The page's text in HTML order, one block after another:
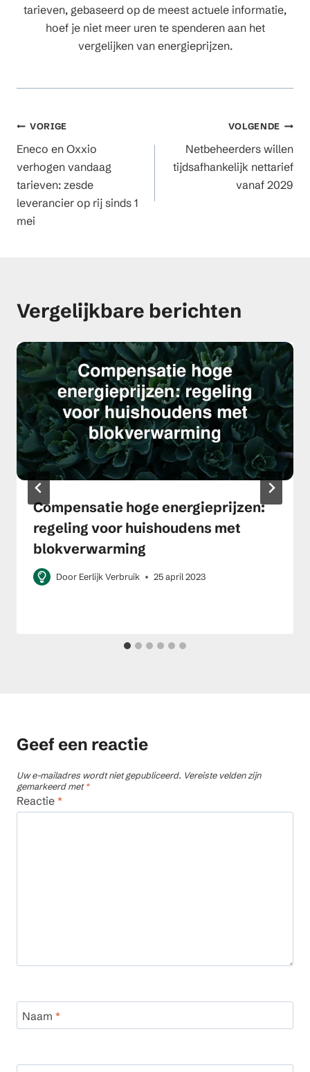
tarieven, gebaseerd op de meest actuele informatie,
hoef je niet meer uren te spenderen aan het
vergelijken van energieprijzen.
Berichtnavigatie
VORIGE
Eneco en Oxxio
verhogen vandaag
tarieven: zesde
leverancier op rij sinds 1
mei
VOLGENDE
Netbeheerders willen
tijdsafhankelijk nettarief
vanaf 2029
Vergelijkbare berichten
Compensatie hoge energieprijzen:
regeling voor huishoudens met
blokverwarming
Door Eerlijk Verbruik 25 april 2023
Geef een reactie
Uw e-mailadres wordt niet gepubliceerd. Vereiste velden zijn
gemarkeerd met*
Reactie *
Naam *